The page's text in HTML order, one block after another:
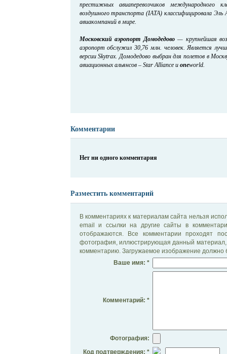
престижных авиаперевозчиков международного
воздушного транспорта (IATA) классифицировала
авиакомпаний в мире.
Московский аэропорт Домодедово— крупнейшая
аэропорт обслужил 30,76 млн. человек. Является
версии Skytrax. Домодедово выбран для полетов в
авиационных альянсов – Star Alliance иoneworld.
Комментарии
Нет ни одного комментария
Разместить комментарий
В комментариях к материалам сайта нельзя
email и ссылки на другие сайты в
отображаются. Все комментарии проходят
фотография, иллюстрирующая данный материал,
комментарию. Загружаемое изображение должно
Ваше имя: *
Комментарий: *
Фотография:
Код подтверждения: *